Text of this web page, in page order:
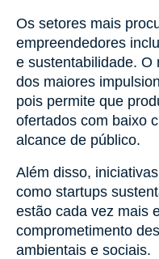
Os setores mais
empreendedores
e sustentabilidade. O
dos maiores
pois permite que
ofertados com baixo
alcance de público.
Além disso,
como startups
estão cada vez mais
comprometimento
ambientais e sociais.